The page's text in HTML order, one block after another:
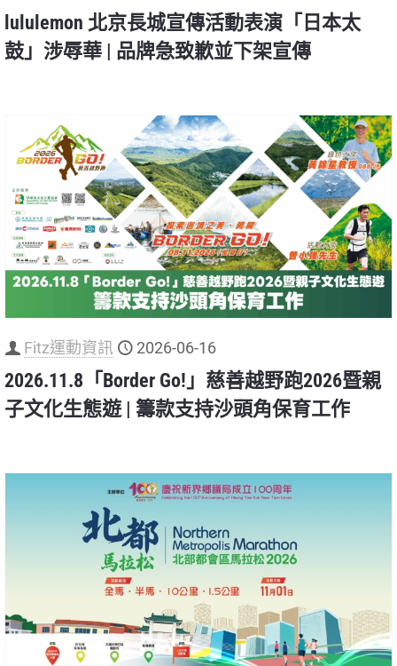
lululemon 北京長城宣傳活動表演「日本太
鼓」涉辱華 | 品牌急致歉並下架宣傳
Fitz運動資訊 2026-06-16
2026.11.8「Border Go!」慈善越野跑2026暨親
子文化生態遊 | 籌款支持沙頭角保育工作